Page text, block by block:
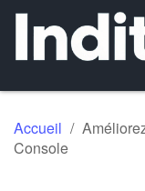
Accueil /
Console